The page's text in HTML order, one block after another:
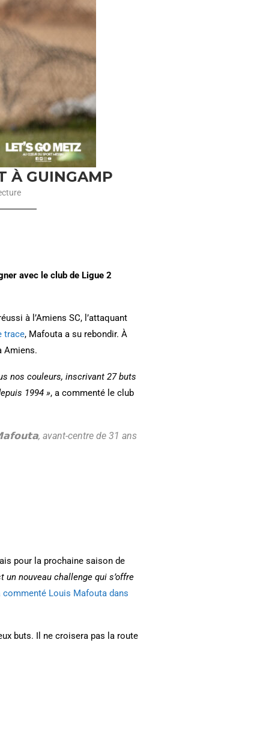
À GUINGAMP
avec le club de Ligue 2
à l’Amiens SC, l’attaquant
trace, Mafouta a su rebondir. À
Amiens.
nos couleurs, inscrivant 27 buts
1994 », a commenté le club
avant-centre de 31 ans
pour la prochaine saison de
nouveau challenge qui s’offre
commenté Louis Mafouta dans
buts. Il ne croisera pas la route